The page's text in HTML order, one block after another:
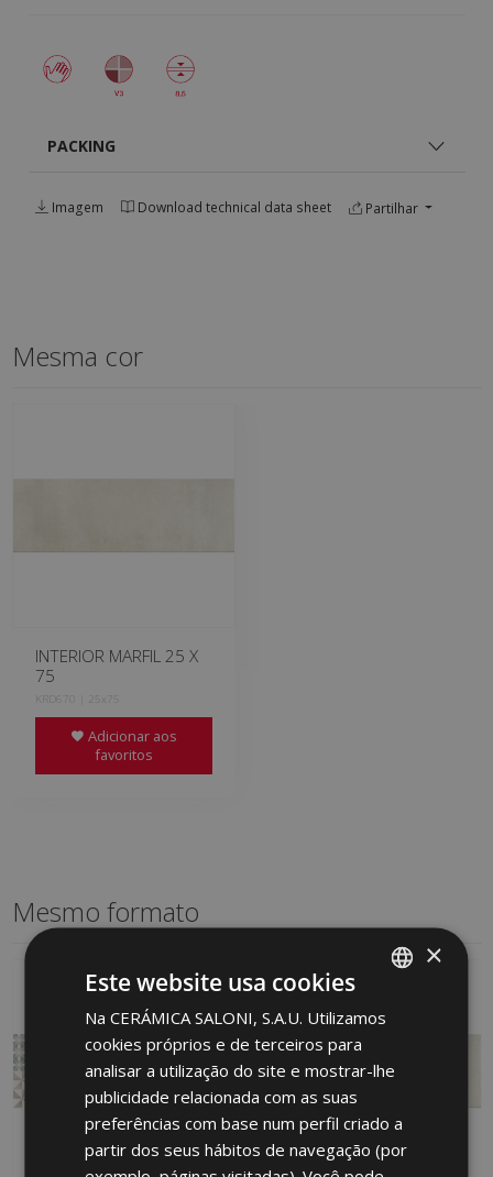
PACKING
Imagem Download technical data sheet Partilhar
Mesma cor
INTERIOR MARFIL 25 X
75
KRD670 | 25x75
Adicionar aos
favoritos
Mesmo formato
SPANISH
ENGLISH
GERMAN
PORTUGUESE
×
Este website usa cookies
Na CERÁMICA SALONI, S.A.U. Utilizamos
cookies próprios e de terceiros para
analisar a utilização do site e mostrar-lhe
publicidade relacionada com as suas
preferências com base num perfil criado a
partir dos seus hábitos de navegação (por